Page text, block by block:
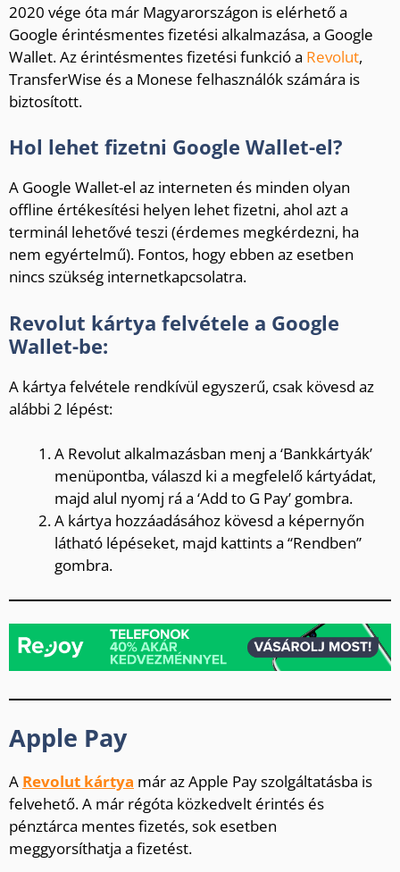
2020 vége óta már Magyarországon is elérhető a
Google érintésmentes fizetési alkalmazása, a Google
Wallet. Az érintésmentes fizetési funkció a Revolut,
TransferWise és a Monese felhasználók számára is
biztosított.
Hol lehet fizetni Google Wallet-el?
A Google Wallet-el az interneten és minden olyan
offline értékesítési helyen lehet fizetni, ahol azt a
terminál lehetővé teszi (érdemes megkérdezni, ha
nem egyértelmű). Fontos, hogy ebben az esetben
nincs szükség internetkapcsolatra.
Revolut kártya felvétele a Google
Wallet-be:
A kártya felvétele rendkívül egyszerű, csak kövesd az
alábbi 2 lépést:
A Revolut alkalmazásban menj a ‘Bankkártyák’
menüpontba, válaszd ki a megfelelő kártyádat,
majd alul nyomj rá a ‘Add to G Pay’ gombra.
A kártya hozzáadásához kövesd a képernyőn
látható lépéseket, majd kattints a “Rendben”
gombra.
Apple Pay
A Revolut kártya már az Apple Pay szolgáltatásba is
felvehető. A már régóta közkedvelt érintés és
pénztárca mentes fizetés, sok esetben
meggyorsíthatja a fizetést.